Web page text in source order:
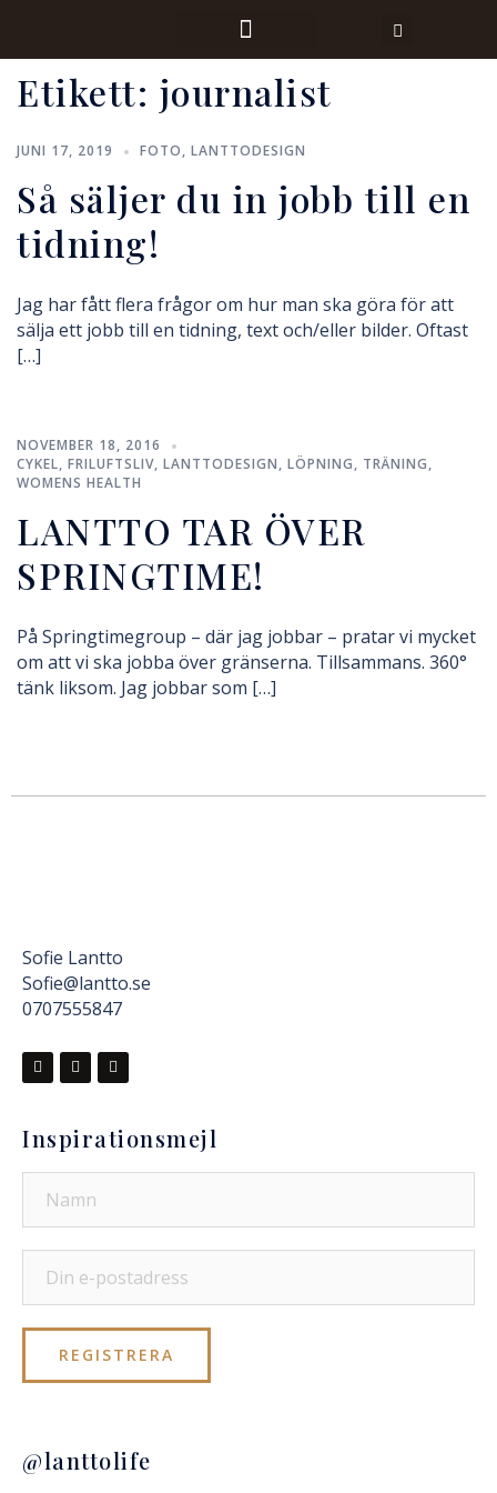
Etikett: journalist
JUNI 17, 2019 FOTO, LANTTODESIGN
Så säljer du in jobb till en
tidning!
Jag har fått flera frågor om hur man ska göra för att
sälja ett jobb till en tidning, text och/eller bilder. Oftast
[…]
NOVEMBER 18, 2016
CYKEL, FRILUFTSLIV, LANTTODESIGN, LÖPNING, TRÄNING,
WOMENS HEALTH
LANTTO TAR ÖVER
SPRINGTIME!
På Springtimegroup – där jag jobbar – pratar vi mycket
om att vi ska jobba över gränserna. Tillsammans. 360°
tänk liksom. Jag jobbar som […]
Sofie Lantto
Sofie@lantto.se
0707555847
Inspirationsmejl
@lanttolife